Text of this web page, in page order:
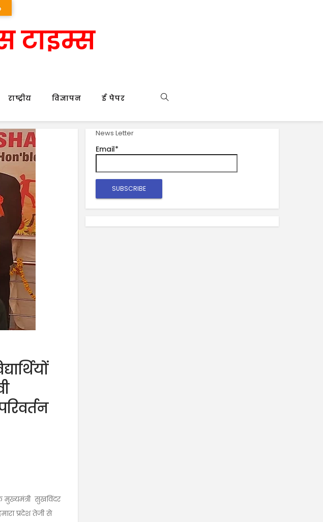
टाइम्स
राष्ट्रीय विज्ञापन ई पेपर
मुख्यमंत्री सुखविंदर
प्रदेश तेजी से
News Letter
Email*